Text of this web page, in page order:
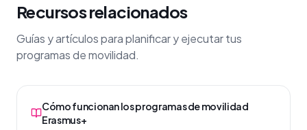
Recursos relacionados
Guías y artículos para planificar y ejecutar tus
programas de movilidad.
Cómo funcionan los programas de movilidad
Erasmus+